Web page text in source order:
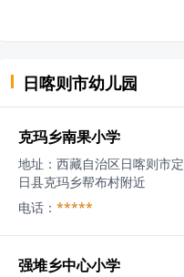
日喀则市幼儿园
克玛乡南果小学
地址： 西藏自治区日喀则市定
日县克玛乡帮布村附近
电话： *****
强堆乡中心小学